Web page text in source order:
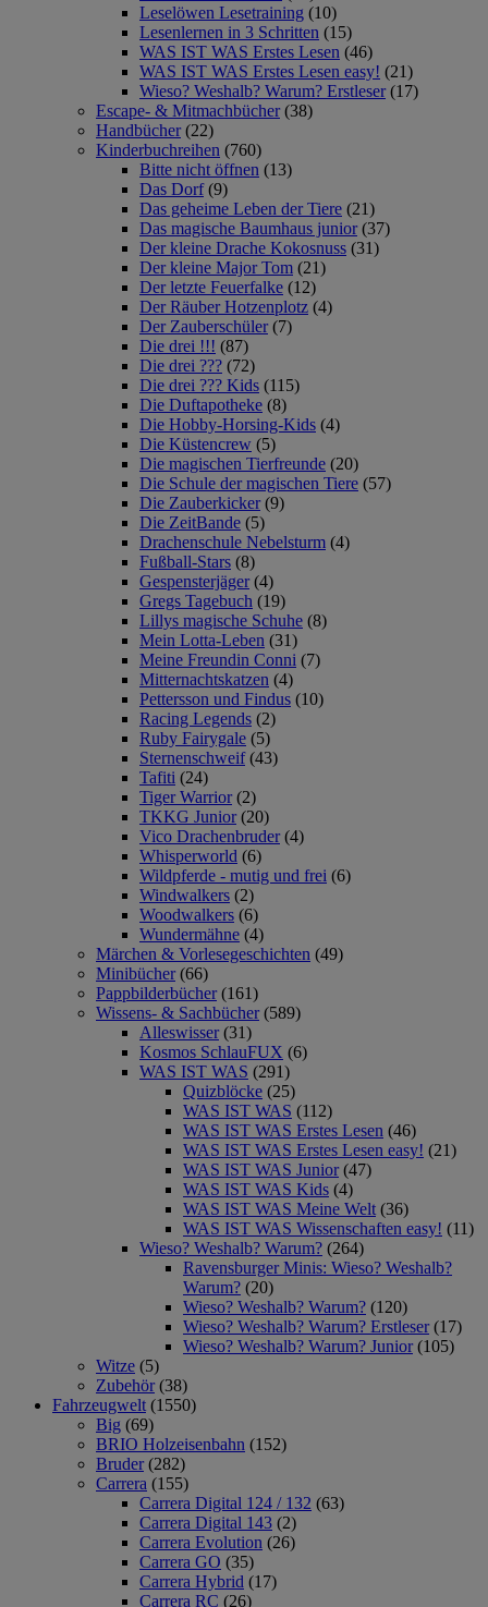
Leselöwen Lesetraining (10)
Lesenlernen in 3 Schritten (15)
WAS IST WAS Erstes Lesen (46)
WAS IST WAS Erstes Lesen easy! (21)
Wieso? Weshalb? Warum? Erstleser (17)
Escape- & Mitmachbücher (38)
Handbücher (22)
Kinderbuchreihen (760)
Bitte nicht öffnen (13)
Das Dorf (9)
Das geheime Leben der Tiere (21)
Das magische Baumhaus junior (37)
Der kleine Drache Kokosnuss (31)
Der kleine Major Tom (21)
Der letzte Feuerfalke (12)
Der Räuber Hotzenplotz (4)
Der Zauberschüler (7)
Die drei !!! (87)
Die drei ??? (72)
Die drei ??? Kids (115)
Die Duftapotheke (8)
Die Hobby-Horsing-Kids (4)
Die Küstencrew (5)
Die magischen Tierfreunde (20)
Die Schule der magischen Tiere (57)
Die Zauberkicker (9)
Die ZeitBande (5)
Drachenschule Nebelsturm (4)
Fußball-Stars (8)
Gespensterjäger (4)
Gregs Tagebuch (19)
Lillys magische Schuhe (8)
Mein Lotta-Leben (31)
Meine Freundin Conni (7)
Mitternachtskatzen (4)
Pettersson und Findus (10)
Racing Legends (2)
Ruby Fairygale (5)
Sternenschweif (43)
Tafiti (24)
Tiger Warrior (2)
TKKG Junior (20)
Vico Drachenbruder (4)
Whisperworld (6)
Wildpferde - mutig und frei (6)
Windwalkers (2)
Woodwalkers (6)
Wundermähne (4)
Märchen & Vorlesegeschichten (49)
Minibücher (66)
Pappbilderbücher (161)
Wissens- & Sachbücher (589)
Alleswisser (31)
Kosmos SchlauFUX (6)
WAS IST WAS (291)
Quizblöcke (25)
WAS IST WAS (112)
WAS IST WAS Erstes Lesen (46)
WAS IST WAS Erstes Lesen easy! (21)
WAS IST WAS Junior (47)
WAS IST WAS Kids (4)
WAS IST WAS Meine Welt (36)
WAS IST WAS Wissenschaften easy! (11)
Wieso? Weshalb? Warum? (264)
Ravensburger Minis: Wieso? Weshalb?
Warum? (20)
Wieso? Weshalb? Warum? (120)
Wieso? Weshalb? Warum? Erstleser (17)
Wieso? Weshalb? Warum? Junior (105)
Witze (5)
Zubehör (38)
Fahrzeugwelt (1550)
Big (69)
BRIO Holzeisenbahn (152)
Bruder (282)
Carrera (155)
Carrera Digital 124 / 132 (63)
Carrera Digital 143 (2)
Carrera Evolution (26)
Carrera GO (35)
Carrera Hybrid (17)
Carrera RC (26)